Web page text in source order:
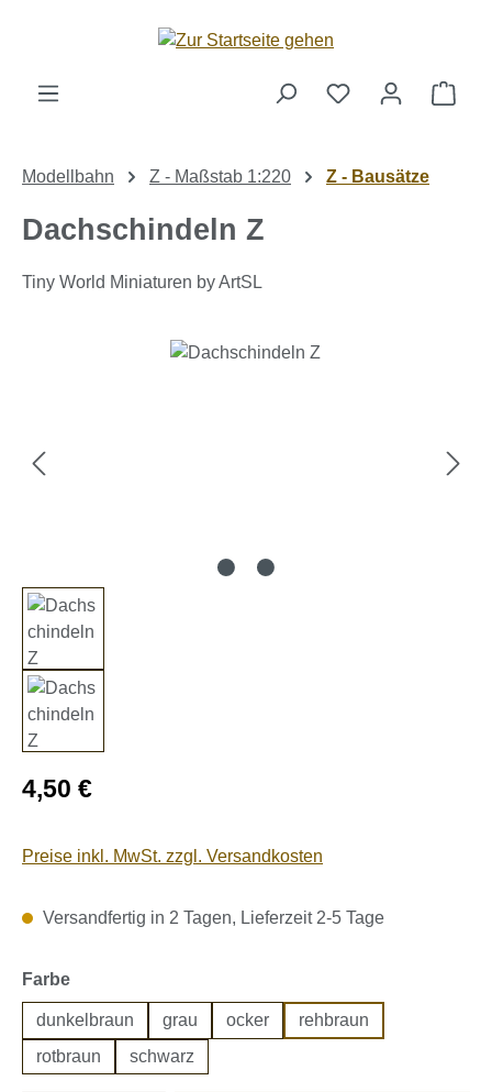
Zum Hauptinhalt springen
Modellbahn Z - Maßstab 1:220 Z - Bausätze
Dachschindeln Z
Tiny World Miniaturen by ArtSL
Bildergalerie überspringen
Regulärer Preis:
4,50 €
Preise inkl. MwSt. zzgl. Versandkosten
Versandfertig in 2 Tagen, Lieferzeit 2-5 Tage
Farbeauswählen
dunkelbraun grau ocker
rehbraun
rotbraun
schwarz